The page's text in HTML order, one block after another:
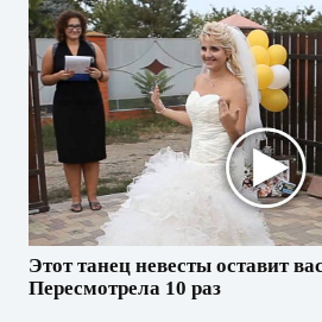
Этот танец невесты оставит
Пересмотрела 10 раз